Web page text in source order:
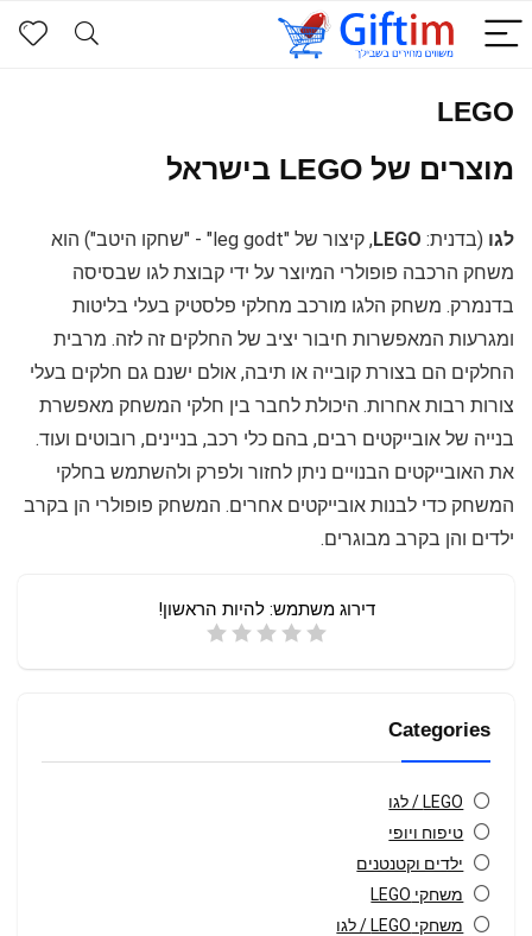
LEGO
מוצרים של LEGO בישראל
לגו (בדנית: LEGO
, קיצור של "leg godt" - "שחקו היטב") הוא
משחק הרכבה פופולרי המיוצר על ידי קבוצת לגו שבסיסה
בדנמרק. משחק הלגו מורכב מחלקי פלסטיק בעלי בליטות
ומגרעות המאפשרות חיבור יציב של החלקים זה לזה. מרבית
החלקים הם בצורת קובייה או תיבה, אולם ישנם גם חלקים בעלי
צורות רבות אחרות. היכולת לחבר בין חלקי המשחק מאפשרת
בנייה של אובייקטים רבים, בהם כלי רכב, בניינים, רובוטים ועוד.
את האובייקטים הבנויים ניתן לחזור ולפרק ולהשתמש בחלקי
המשחק כדי לבנות אובייקטים אחרים. המשחק פופולרי הן בקרב
ילדים והן בקרב מבוגרים.
דירוג משתמש:להיות הראשון!
Categories
LEGO / לגו
טיפוח ויופי
ילדים וקטנטנים
משחקי LEGO
משחקי LEGO / לגו